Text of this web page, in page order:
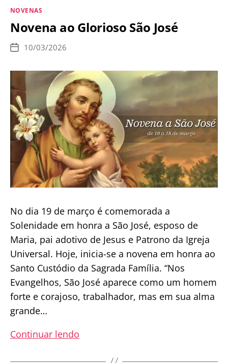
Anunciação
Categorias
NOVENAS
Novena ao Glorioso São José
Data
publicação
10/03/2026
No dia 19 de março é comemorada a
Solenidade em honra a São José, esposo de
Maria, pai adotivo de Jesus e Patrono da Igreja
Universal. Hoje, inicia-se a novena em honra ao
Santo Custódio da Sagrada Família. “Nos
Evangelhos, São José aparece como um homem
forte e corajoso, trabalhador, mas em sua alma
grande…
Continuar lendo